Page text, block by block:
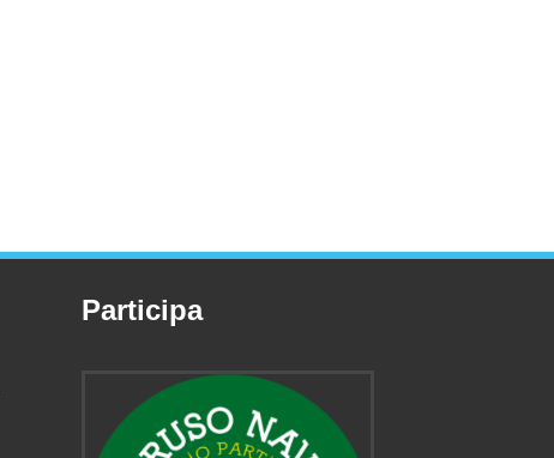
Participa